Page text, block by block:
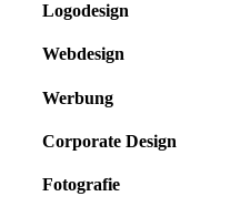
Logodesign
Webdesign
Werbung
Corporate Design
Fotografie